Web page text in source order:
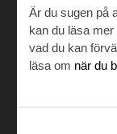
Är du sugen på
kan du läsa mer
vad du kan
läsa om när du